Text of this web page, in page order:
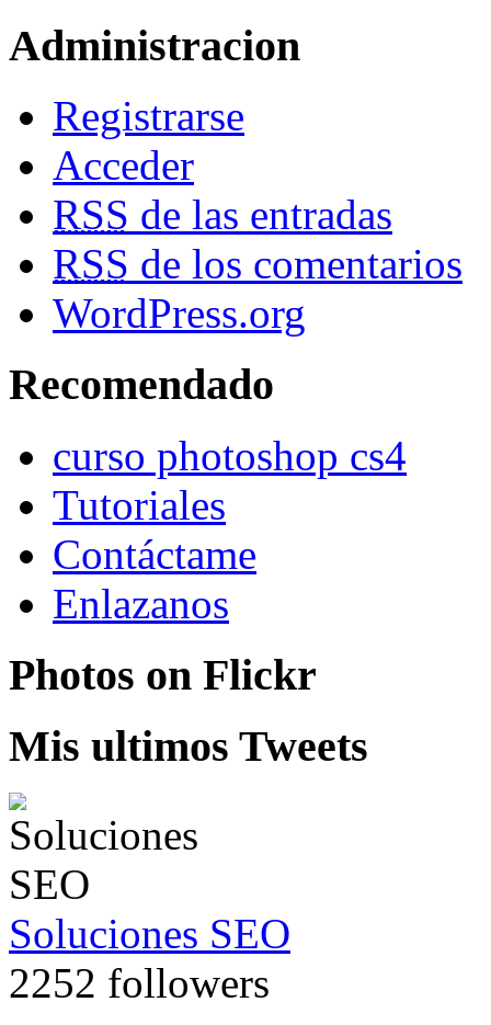
Administracion
Registrarse
Acceder
RSS de las entradas
RSS de los comentarios
WordPress.org
Recomendado
curso photoshop cs4
Tutoriales
Contáctame
Enlazanos
Photos on Flickr
Mis ultimos Tweets
Soluciones SEO
2252 followers